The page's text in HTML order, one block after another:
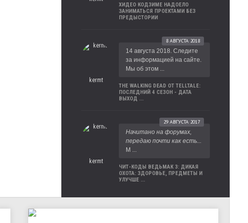
ХИДЕО КОДЗИМЕ НАДОЕЛО
ЗАНИМАТЬСЯ ПРОЕКТАМИ БЕЗ
ПРЕДЫСТОРИИ
kermt
8 АВГУСТА 2018
14 августа 2018. Следите
за информацией на сайте.
Мы об этом ...
THE WALKING DEAD ОТ TELLTALE:
ПОСЛЕДНИЙ 4 СЕЗОН - ДАТА
ВЫХОД ...
kermt
29 АВГУСТА 2017
Начитано на форумах,
передаю почти как есть...
М ...
ЧИТ-КОДЫ ВЕДЬМАК 3: ДИКАЯ
ОХОТА: ЗДОРОВЬЕ, ПРЕДМЕТЫ И
УЛУЧШЕ ...